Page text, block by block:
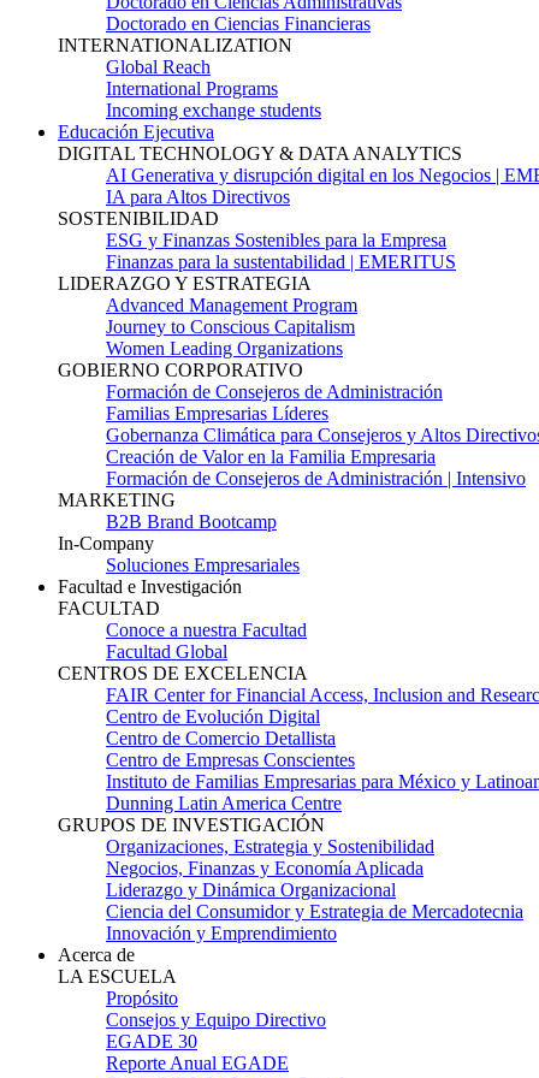
Doctorado en Ciencias Financieras
INTERNATIONALIZATION
Global Reach
International Programs
Incoming exchange students
Educación Ejecutiva
DIGITAL TECHNOLOGY & DATA ANALYTICS
AI Generativa y disrupción digital en los Negocios |
IA para Altos Directivos
SOSTENIBILIDAD
ESG y Finanzas Sostenibles para la Empresa
Finanzas para la sustentabilidad | EMERITUS
LIDERAZGO Y ESTRATEGIA
Advanced Management Program
Journey to Conscious Capitalism
Women Leading Organizations
GOBIERNO CORPORATIVO
Formación de Consejeros de Administración
Familias Empresarias Líderes
Gobernanza Climática para Consejeros y Altos
Creación de Valor en la Familia Empresaria
Formación de Consejeros de Administración | Intensivo
MARKETING
B2B Brand Bootcamp
In-Company
Soluciones Empresariales
Facultad e Investigación
FACULTAD
Conoce a nuestra Facultad
Facultad Global
CENTROS DE EXCELENCIA
FAIR Center for Financial Access, Inclusion and
Centro de Evolución Digital
Centro de Comercio Detallista
Centro de Empresas Conscientes
Instituto de Familias Empresarias para México y
Dunning Latin America Centre
GRUPOS DE INVESTIGACIÓN
Organizaciones, Estrategia y Sostenibilidad
Negocios, Finanzas y Economía Aplicada
Liderazgo y Dinámica Organizacional
Ciencia del Consumidor y Estrategia de Mercadotecnia
Innovación y Emprendimiento
Acerca de
LA ESCUELA
Propósito
Consejos y Equipo Directivo
EGADE 30
Reporte Anual EGADE